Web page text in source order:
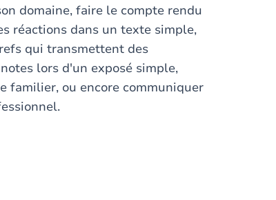
domaine, faire le compte rendu
réactions dans un texte simple,
qui transmettent des
lors d'un exposé simple,
familier, ou encore communiquer